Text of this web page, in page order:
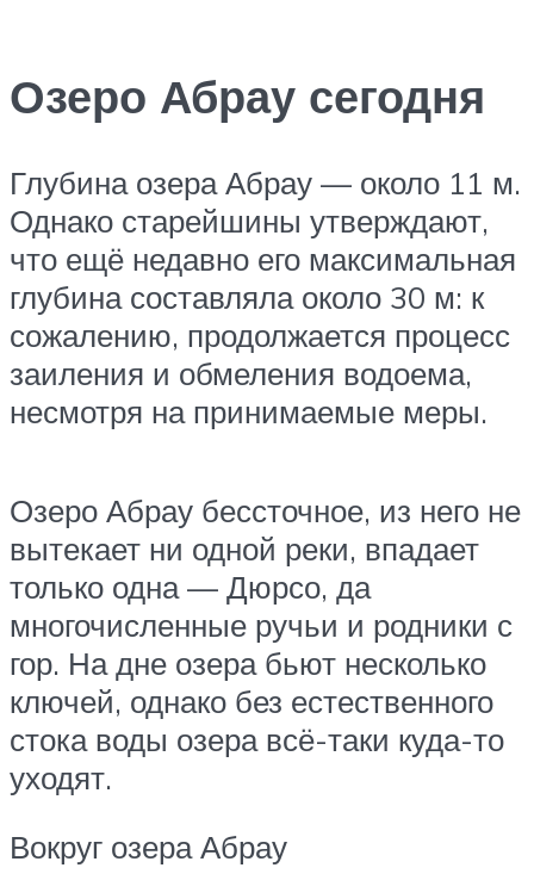
Озеро Абрау сегодня
Глубина озера Абрау — около 11 м.
Однако старейшины утверждают,
что ещё недавно его максимальная
глубина составляла около 30 м: к
сожалению, продолжается процесс
заиления и обмеления водоема,
несмотря на принимаемые меры.
Озеро Абрау бессточное, из него не
вытекает ни одной реки, впадает
только одна — Дюрсо, да
многочисленные ручьи и родники с
гор. На дне озера бьют несколько
ключей, однако без естественного
стока воды озера всё-таки куда-то
уходят.
Вокруг озера Абрау